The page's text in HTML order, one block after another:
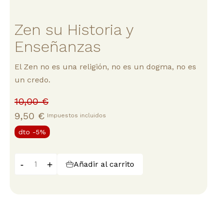
Zen su Historia y
Enseñanzas
El Zen no es una religión, no es un dogma, no es
un credo.
10,00 €
9,50 € Impuestos incluidos
dto -5%
- + Añadir al carrito